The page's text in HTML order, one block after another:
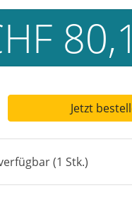
Jetzt
(1 Stk.)